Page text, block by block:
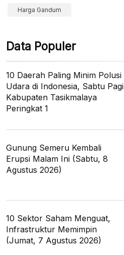
Harga Gandum
Data Populer
10 Daerah Paling Minim Polusi
Udara di Indonesia, Sabtu Pagi
Kabupaten Tasikmalaya
Peringkat 1
Gunung Semeru Kembali
Erupsi Malam Ini (Sabtu, 8
Agustus 2026)
10 Sektor Saham Menguat,
Infrastruktur Memimpin
(Jumat, 7 Agustus 2026)